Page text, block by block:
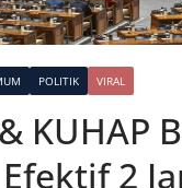
POLITIK VIRAL
KUHAP
2